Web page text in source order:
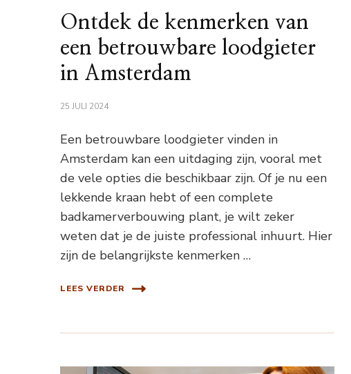
Ontdek de kenmerken van
een betrouwbare loodgieter
in Amsterdam
25 JULI 2024
Een betrouwbare loodgieter vinden in
Amsterdam kan een uitdaging zijn, vooral met
de vele opties die beschikbaar zijn. Of je nu een
lekkende kraan hebt of een complete
badkamerverbouwing plant, je wilt zeker
weten dat je de juiste professional inhuurt. Hier
zijn de belangrijkste kenmerken …
LEES VERDER